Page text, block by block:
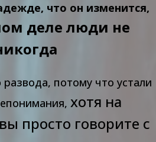
что он изменится,
деле люди не
потому что устали
хотя на
просто говорите с